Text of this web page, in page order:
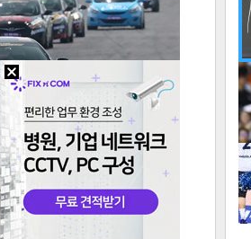
url 복
연예
2